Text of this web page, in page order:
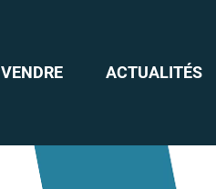
VENDRE ACTUALITÉS